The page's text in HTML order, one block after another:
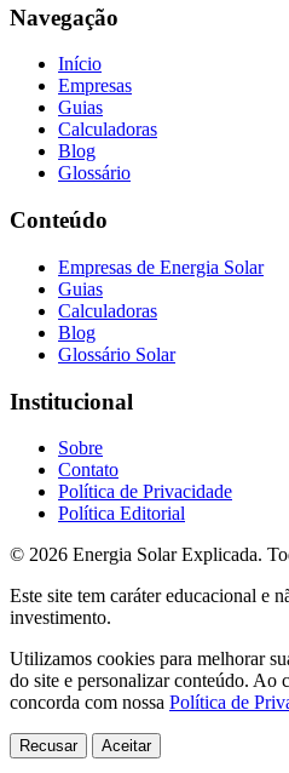
Navegação
Início
Empresas
Guias
Calculadoras
Blog
Glossário
Conteúdo
Empresas de Energia Solar
Guias
Calculadoras
Blog
Glossário Solar
Institucional
Sobre
Contato
Política de Privacidade
Política Editorial
© 2026 Energia Solar Explicada.
Este site tem caráter educacional e
investimento.
Utilizamos cookies para melhorar
do site e personalizar conteúdo. Ao
concorda com nossa Política de
Recusar Aceitar